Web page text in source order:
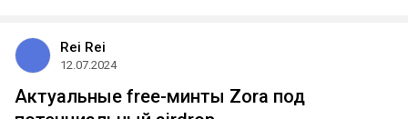
Rei Rei
12.07.2024
Актуальные free-минты Zora под